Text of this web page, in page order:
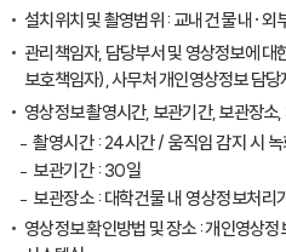
설치위치 및 촬영범위 : 교내 건물 내·외
관리책임자, 담당부서 및 영상정보에
보호책임자), 사무처 개인영상정보 담당
영상정보 촬영시간, 보관기간, 보관장소
촬영시간 : 24시간 / 움직임 감지 시
보관기간 : 30일
보관장소 : 대학건물 내 영상정보처리
영상정보 확인방법 및 장소 : 개인영상